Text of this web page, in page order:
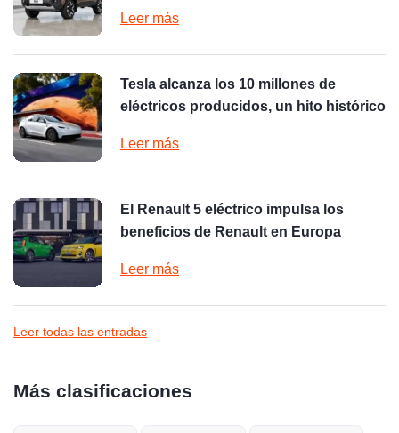
Leer más
Tesla alcanza los 10 millones de
eléctricos producidos, un hito histórico
Leer más
El Renault 5 eléctrico impulsa los
beneficios de Renault en Europa
Leer más
Leer todas las entradas
Más clasificaciones